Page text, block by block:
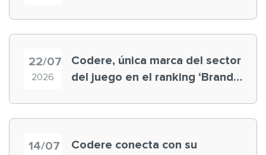
22/07
2026
Codere, única marca del sector
del juego en el ranking ‘Brand
14/07
Codere conecta con su